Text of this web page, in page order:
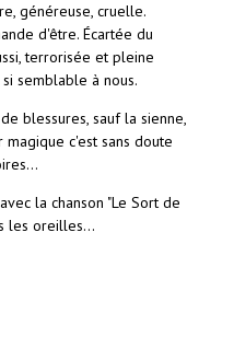
généreuse, cruelle.
d'être. Écartée du
terrorisée et pleine
semblable à nous.
blessures, sauf la sienne,
c'est sans doute
la chanson "Le Sort de
les oreilles...